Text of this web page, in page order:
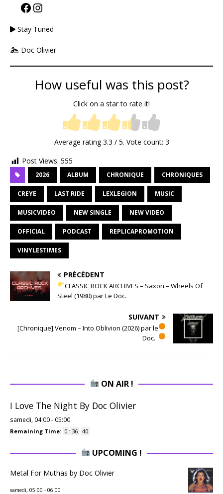
Stay Tuned
Doc Olivier
How useful was this post?
Click on a star to rate it!
Average rating3.3 / 5. Vote count: 3
Post Views: 555
2026 ALBUM CHRONIQUE CHRONIQUES
CREYE LAST RIDE LEXLEGION MUSIC
MUSICVIDEO NEW SINGLE NEW VIDEO
OFFICIAL PODCAST REPLICAPROMOTION
VINYLESTIMES
PRÉCÉDENT
CLASSIC ROCK ARCHIVES – Saxon – Wheels Of
Steel (1980) par Le Doc.
SUIVANT
[Chronique] Venom – Into Oblivion (2026) par le
Doc.
ON AIR !
I Love The Night By Doc Olivier
samedi, 04:00- 05:00
Remaining Time: 0 : 36 : 39
UPCOMING !
Metal For Muthas by Doc Olivier
samedi, 05:00 - 06:00